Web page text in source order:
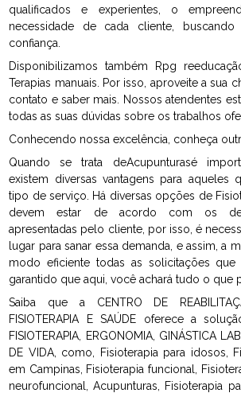
qualificados e experientes, o
necessidade de cada cliente,
confiança.
Disponibilizamos também Rpg
Terapias manuais. Por isso, aproveite a sua
contato e saber mais. Nossos atendentes
todas as suas dúvidas sobre os trabalhos
Conhecendo nossa excelência, conheça
Quando se trata deAcupunturasé
existem diversas vantagens para aqueles
tipo de serviço. Há diversas opções de
devem estar de acordo com os
apresentadas pelo cliente, por isso, é
lugar para sanar essa demanda, e assim, a
modo eficiente todas as solicitações que
garantido que aqui, você achará tudo o que
Saiba que a CENTRO DE
FISIOTERAPIA E SAÚDE oferece a
FISIOTERAPIA, ERGONOMIA, GINÁSTICA
DE VIDA, como, Fisioterapia para idosos,
em Campinas, Fisioterapia funcional,
neurofuncional, Acupunturas, Fisioterapia